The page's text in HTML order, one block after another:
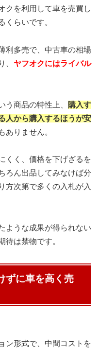
クを利用して車を売買し
くらいです。
利多売で、中古車の相場
、 ヤフオクにはライバル
う商品の特性上、 購入す
人から購入するほうが安
ありません。
くく、価格を下げざるを
ろん出品してみなけば分
方次第で多くの入札が入
ような成果が得られない
待は禁物です。
ずに車を高く売
ン形式で、中間コストを